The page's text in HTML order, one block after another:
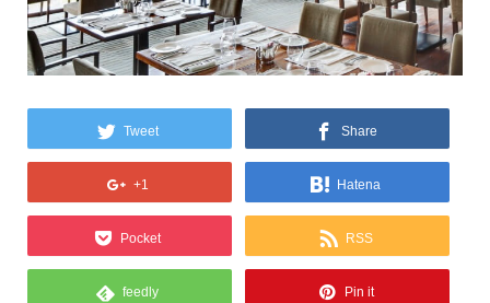
Tweet Share
+1 Hatena
Pocket RSS
feedly Pin it